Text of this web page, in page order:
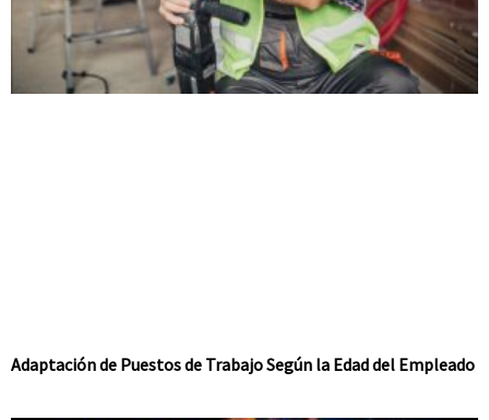
Adaptación de Puestos de Trabajo Según la Edad del Empleado